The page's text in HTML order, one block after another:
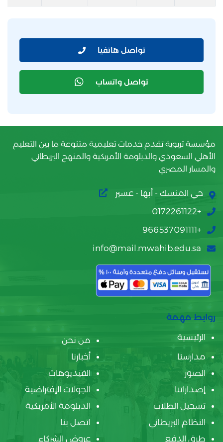
تواصل هاتفيا
تواصل واتساب
مؤسسة تربوية تقدم خدمات تعليمية متنوعة ما بين التعليم
الأهلي السعودي والدبلومة الأمريكية والمنهج البريطاني
والمسار المصري
حي المنسك - أبها - عسير
+0172261122
+966537091111
info@mail.mwahib.edu.sa
روابط مهمة
الرئيسية
من نحن
مدارسنا
أخبارنا
الصور
الفيديوهات
إصداراتنا
الجولات الإفتراضية
تسجيل الطلاب
الدبلومة الأمريكية
النظام البريطاني
اتصل بنا
طرق الدفع
عروض الشركاء